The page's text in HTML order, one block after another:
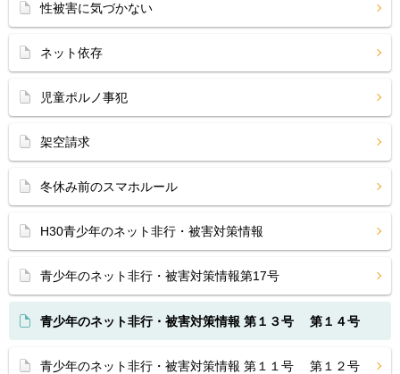
性被害に気づかない
ネット依存
児童ポルノ事犯
架空請求
冬休み前のスマホルール
H30青少年のネット非行・被害対策情報
青少年のネット非行・被害対策情報第17号
青少年のネット非行・被害対策情報 第１３号 第１４号
青少年のネット非行・被害対策情報 第１１号 第１２号